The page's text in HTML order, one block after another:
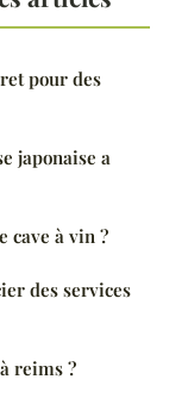
pour des
japonaise a
cave à vin ?
des services
reims ?